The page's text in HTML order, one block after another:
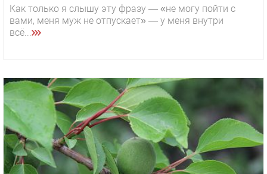
Как только я слышу эту фразу — «не могу пойти с
вами, меня муж не отпускает» — у меня внутри
всё...